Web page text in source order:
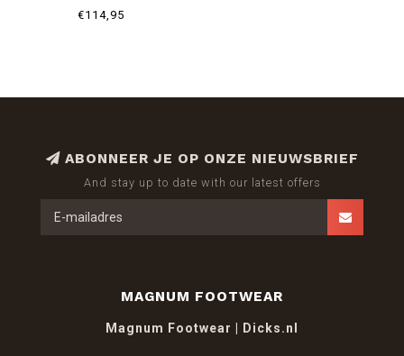
€114,95
ABONNEER JE OP ONZE NIEUWSBRIEF
And stay up to date with our latest offers
MAGNUM FOOTWEAR
Magnum Footwear | Dicks.nl